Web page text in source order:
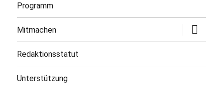
Programm
Mitmachen
öffnen
Redaktionsstatut
Unterstützung